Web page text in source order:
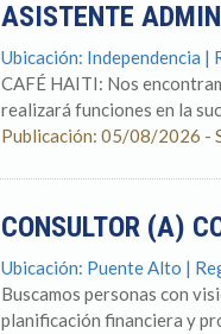
ASISTENTE
Ubicación: Independencia
CAFÉ HAITI: Nos
realizará funciones en la
Publicación: 05/08/2026 -
CONSULTOR (A)
Ubicación: Puente Alto |
Buscamos personas con
planificación financiera y